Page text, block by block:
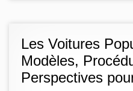
Les Voitures
Modèles,
Perspectives